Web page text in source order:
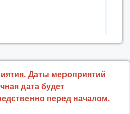
Даты мероприятий
дата будет
перед началом.